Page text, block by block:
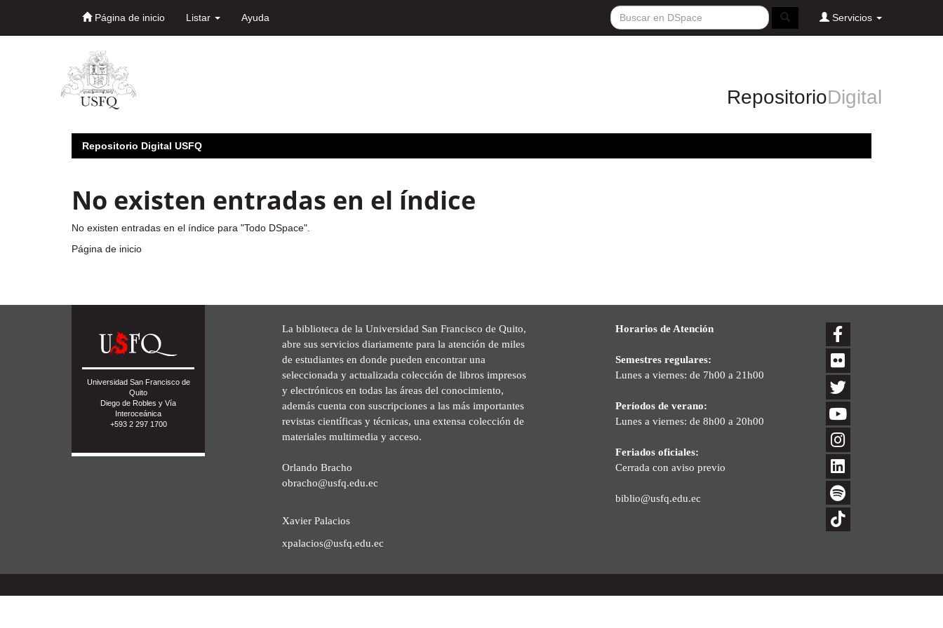
Página de inicio Listar Ayuda Servicios
RepositorioDigital
Repositorio Digital USFQ
No existen entradas en el índice
No existen entradas en el índice para "Todo DSpace".
Página de inicio
Universidad San Francisco de
Quito
Diego de Robles y Vía
Interoceánica
+593 2 297 1700
La biblioteca de la Universidad San Francisco de Quito,
abre sus servicios diariamente para la atención de miles
de estudiantes en donde pueden encontrar una
seleccionada y actualizada colección de libros impresos
y electrónicos en todas las áreas del conocimiento,
además cuenta con suscripciones a las más importantes
revistas científicas y técnicas, una extensa colección de
materiales multimedia y acceso.
Orlando Bracho
obracho@usfq.edu.ec
Xavier Palacios
xpalacios@usfq.edu.ec
Horarios de Atención
Semestres regulares:
Lunes a viernes: de 7h00 a 21h00
Períodos de verano:
Lunes a viernes: de 8h00 a 20h00
Feriados oficiales:
Cerrada con aviso previo
biblio@usfq.edu.ec